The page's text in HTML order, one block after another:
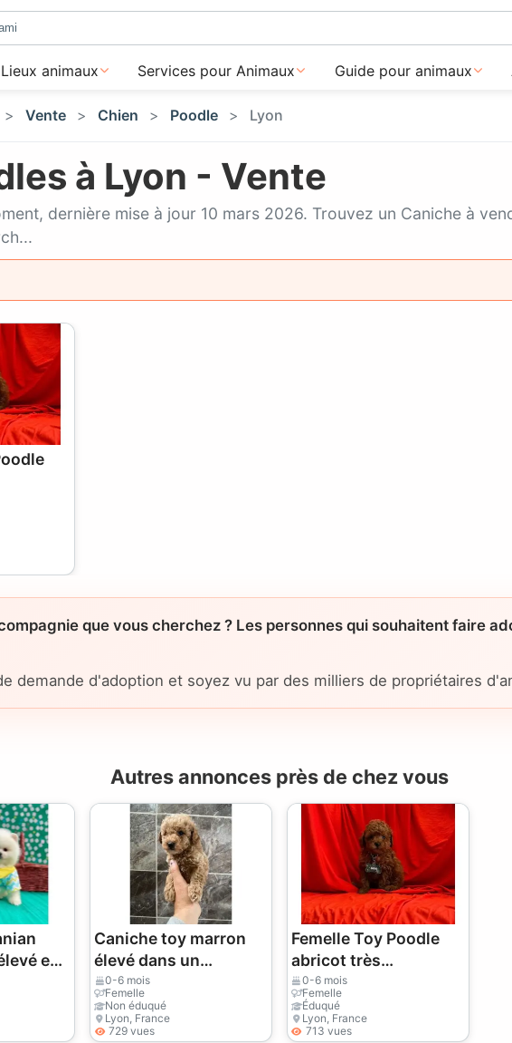
Lieux animaux Services pour Animaux Guide pour animaux
Vente Chien Poodle Lyon
à Lyon - Vente
dernière mise à jour 10 mars 2026. Trouvez un Caniche à
que vous cherchez ? Les personnes qui souhaitent faire
demande d'adoption et soyez vu par des milliers de propriétaires
Autres annonces près de chez vous
en
Caniche toy marron
élevé dans un
environnement
familial
0-6 mois
Femelle
Non éduqué
Lyon, France
729 vues
Femelle Toy Poodle
abricot très
affectueuse
0-6 mois
Femelle
Éduqué
Lyon, France
713 vues